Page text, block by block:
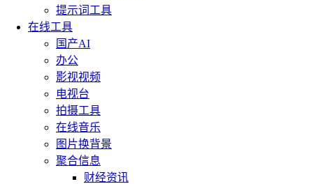
提示词工具
在线工具
国产AI
办公
影视视频
电视台
拍摄工具
在线音乐
图片换背景
聚合信息
财经资讯